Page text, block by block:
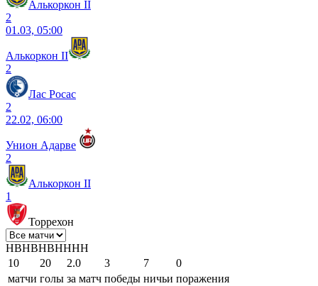
Алькоркон II
2
01.03, 05:00
Алькоркон II
2
Лас Росас
2
22.02, 06:00
Унион Адарве
2
Алькоркон II
1
Торрехон
НВНВНВНННН
10
20 2.0 3 7
0
матчи голы за матч победы ничьи поражения